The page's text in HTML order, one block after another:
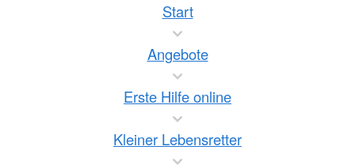
Start
Angebote
Erste Hilfe online
Kleiner Lebensretter